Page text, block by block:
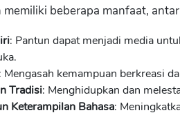
beberapa manfaat,
: Pantun dapat menjadi media
: Mengasah kemampuan berkreasi
Tradisi: Menghidupkan dan
Keterampilan Bahasa: